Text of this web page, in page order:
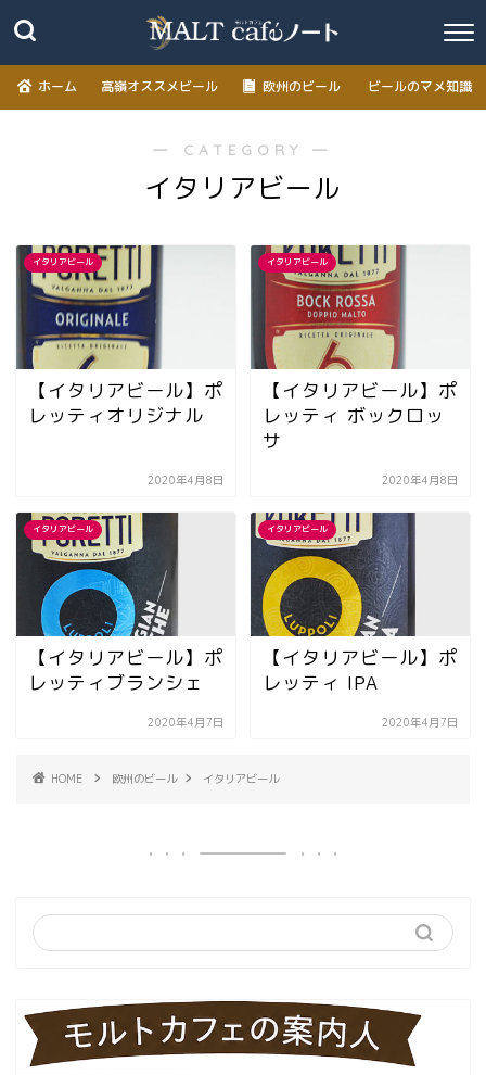
ホーム 高嶺オススメビール 欧州のビール ビールのマメ知識
― CATEGORY ―
イタリアビール
イタリアビール
【イタリアビール】ポ
レッティオリジナル
2020年4月8日
イタリアビール
【イタリアビール】ポ
レッティ ボックロッ
サ
2020年4月8日
イタリアビール
【イタリアビール】ポ
レッティブランシェ
2020年4月7日
イタリアビール
【イタリアビール】ポ
レッティ IPA
2020年4月7日
HOME 欧州のビール イタリアビール